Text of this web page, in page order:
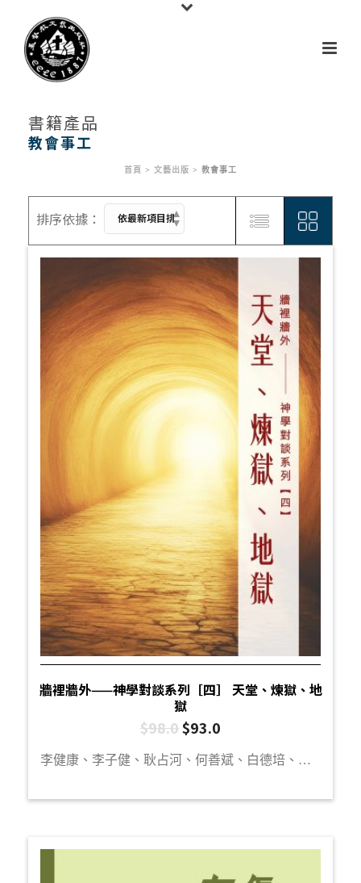
書籍產品
首頁 > 文藝出版 > 教會事工
教會事工
牆裡牆外——神學對談系列［四］ 天堂、煉獄、地
獄
$98.0$93.0
李健康、李子健、耿占河、何善斌、白德培、袁浩俊、陳曉琪、李一帆、楊文傑